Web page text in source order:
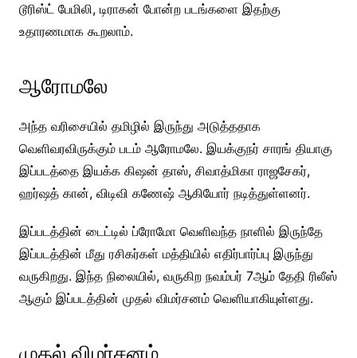
டூரிஸ்ட் பேமிலி, டிராகன் போன்ற படங்களை இதற்கு
உதாரணமாக கூறலாம்.
ஆரோமலே
அந்த வரிசையில் தமிழில் இருந்து அடுத்ததாக
வெளிவரவிருக்கும் படம் ஆரோமலே. இயக்குநர் சாரங் தியாகு
இப்படத்தை இயக்க கிஷன் தாஸ், சிவாத்மிகா ராஜசேகர்,
ஹர்ஷத் கான், விடிவி கணேஷ் ஆகியோர் நடித்துள்ளனர்.
இப்படத்தின் டைட்டில் ப்ரோமோ வெளிவந்த நாளில் இருந்தே
இப்படத்தின் மீது ரசிகர்கள் மத்தியில் எதிர்பார்ப்பு இருந்து
வருகிறது. இந்த நிலையில், வருகிற நவம்பர் 7ஆம் தேதி ரிலீஸ்
ஆகும் இப்படத்தின் முதல் விமர்சனம் வெளியாகியுள்ளது.